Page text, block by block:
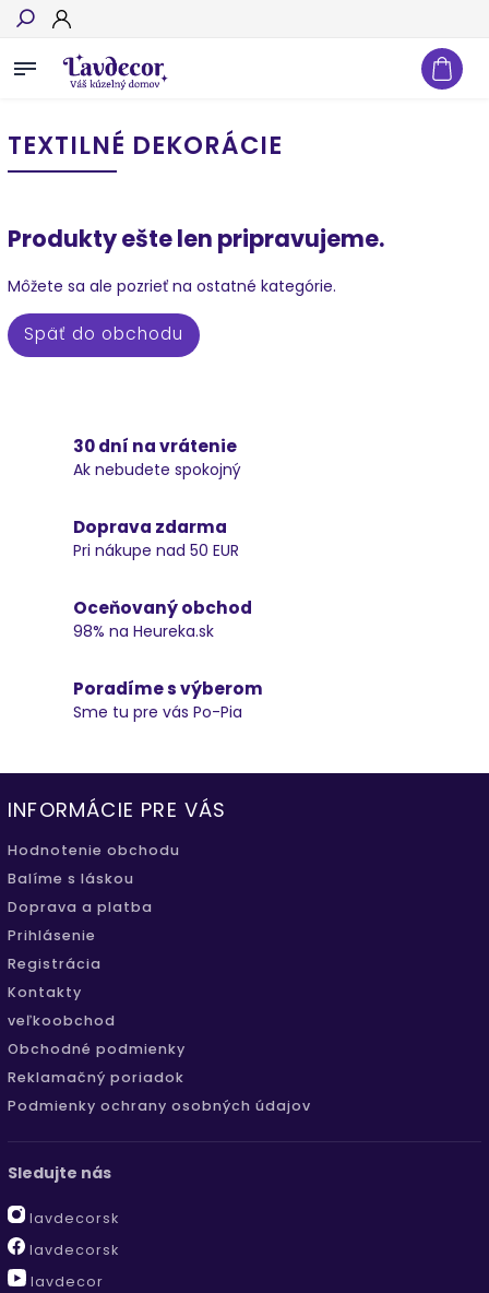
Hľadať
TEXTILNÉ DEKORÁCIE
Produkty ešte len pripravujeme.
Môžete sa ale pozrieť na ostatné kategórie.
Späť do obchodu
30 dní na vrátenie
Ak nebudete spokojný
Doprava zdarma
Pri nákupe nad 50 EUR
Oceňovaný obchod
98% na Heureka.sk
Poradíme s výberom
Sme tu pre vás Po-Pia
INFORMÁCIE PRE VÁS
Hodnotenie obchodu
Balíme s láskou
Doprava a platba
Prihlásenie
Registrácia
Kontakty
veľkoobchod
Obchodné podmienky
Reklamačný poriadok
Podmienky ochrany osobných údajov
Sledujte nás
lavdecorsk
lavdecorsk
lavdecor